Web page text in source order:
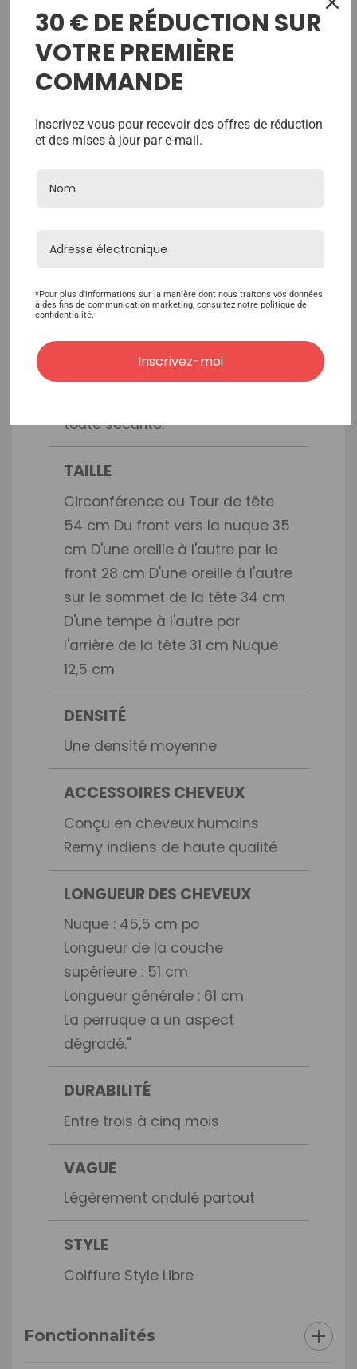
ultra fines prend l'apparence de
votre propre teint naturel. Une
seule couche permet à votre
propre teint de transparaître
bandes de polyuréthane souple
assurent une bonne adhésion
sous la ligne frontale de
un look doux et naturel. Le
l'étirement permettent à ce
toute sécurité.
TAILLE
Circonférence ou Tour de tête
54 cm Du front vers la nuque 35
cm D'une oreille à l'autre par le
front 28 cm D'une oreille à l'autre
sur le sommet de la tête 34 cm
D'une tempe à l'autre par
l'arrière de la tête 31 cm Nuque
12,5 cm
DENSITÉ
Une densité moyenne
ACCESSOIRES CHEVEUX
Conçu en cheveux humains
Remy indiens de haute qualité
LONGUEUR DES CHEVEUX
Nuque : 45,5 cm po
Longueur de la couche
supérieure : 51 cm
Longueur générale : 61 cm
La perruque a un aspect
dégradé."
DURABILITÉ
Entre trois à cinq mois
VAGUE
Légèrement ondulé partout
STYLE
Coiffure Style Libre
Fonctionnalités
30 € DE RÉDUCTION SUR
VOTRE PREMIÈRE
COMMANDE
Inscrivez-vous pour recevoir des offres de réduction
et des mises à jour par e-mail.
*Pour plus d'informations sur la manière dont nous traitons vos données
à des fins de communication marketing, consultez notre politique de
confidentialité.
Inscrivez-moi